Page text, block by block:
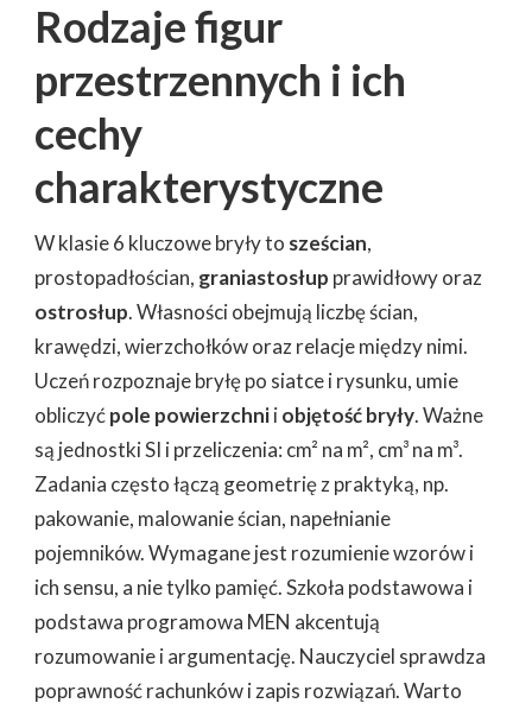
Rodzaje figur
przestrzennych i ich
cechy
charakterystyczne
W klasie 6 kluczowe bryły to sześcian,
prostopadłościan, graniastosłup prawidłowy oraz
ostrosłup. Własności obejmują liczbę ścian,
krawędzi, wierzchołków oraz relacje między nimi.
Uczeń rozpoznaje bryłę po siatce i rysunku, umie
obliczyćpole powierzchniiobjętość bryły. Ważne
są jednostki SI i przeliczenia: cm² na m², cm³ na m³.
Zadania często łączą geometrię z praktyką, np.
pakowanie, malowanie ścian, napełnianie
pojemników. Wymagane jest rozumienie wzorów i
ich sensu, a nie tylko pamięć. Szkoła podstawowa i
podstawa programowa MEN akcentują
rozumowanie i argumentację. Nauczyciel sprawdza
poprawność rachunków i zapis rozwiązań. Warto